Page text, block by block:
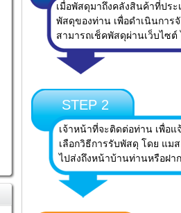
เมื่อพัสดุมาถึงคลังสินค้าที่ปร
พัสดุของท่าน เพื่อดำเนินการ
สามารถเช็คพัสดุผ่านเว็บไซ
STEP 2
เจ้าหน้าที่จะติดต่อท่าน เพื่อ
เลือกวิธีการรับพัสดุ โดย แม
ไปส่งถึงหน้าบ้านท่านหรือฝา